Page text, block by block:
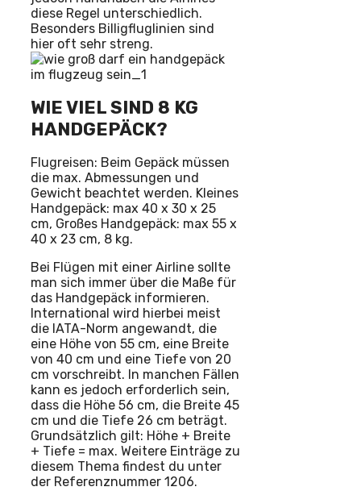
diese Regel unterschiedlich.
Besonders Billigfluglinien sind
hier oft sehr streng.
WIE VIEL SIND 8 KG
HANDGEPÄCK?
Flugreisen: Beim Gepäck müssen
die max. Abmessungen und
Gewicht beachtet werden. Kleines
Handgepäck: max 40 x 30 x 25
cm, Großes Handgepäck: max 55 x
40 x 23 cm, 8 kg.
Bei Flügen mit einer Airline sollte
man sich immer über die Maße für
das Handgepäck informieren.
International wird hierbei meist
die IATA-Norm angewandt, die
eine Höhe von 55 cm, eine Breite
von 40 cm und eine Tiefe von 20
cm vorschreibt. In manchen Fällen
kann es jedoch erforderlich sein,
dass die Höhe 56 cm, die Breite 45
cm und die Tiefe 26 cm beträgt.
Grundsätzlich gilt: Höhe + Breite
+ Tiefe = max. Weitere Einträge zu
diesem Thema findest du unter
der Referenznummer 1206.